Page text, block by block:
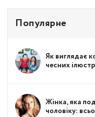
Популярне
Як виглядає
чесних
Жінка, яка
чоловіку: